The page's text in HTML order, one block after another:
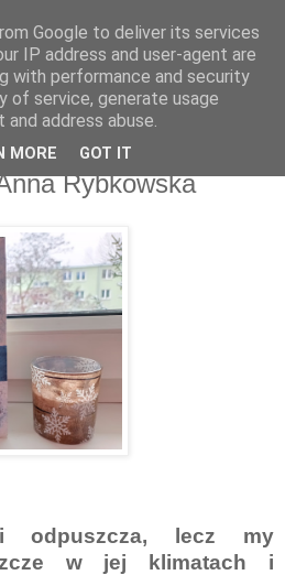
widelcu
inspiracje, konkursy.
Rybkowska
odpuszcza, lecz my
w jej klimatach i
Google to deliver its services
IP address and user-agent are
with performance and security
of service, generate usage
address abuse.
MORE GOT IT